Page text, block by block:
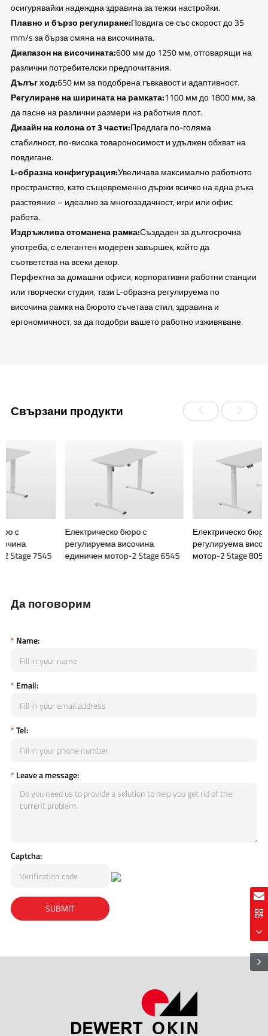
осигурявайки надеждна здравина за тежки настройки.
Плавно и бързо регулиране:Повдига се със скорост до 35
mm/s за бърза смяна на височината.
Диапазон на височината:600 мм до 1250 мм, отговарящи на
различни потребителски предпочитания.
Дълъг ход:650 мм за подобрена гъвкавост и адаптивност.
Регулиране на ширината на рамката:1100 мм до 1800 мм, за
да пасне на различни размери на работния плот.
Дизайн на колона от 3 части:Предлага по-голяма
стабилност, по-висока товароносимост и удължен обхват на
повдигане.
L-образна конфигурация:Увеличава максимално работното
пространство, като същевременно държи всичко на една ръка
разстояние – идеално за многозадачност, игри или офис
работа.
Издръжлива стоманена рамка:Създаден за дългосрочна
употреба, с елегантен модерен завършек, който да
съответства на всеки декор.
Перфектна за домашни офиси, корпоративни работни станции
или творчески студия, тази L-образна регулируема по
височина рамка на бюрото съчетава стил, здравина и
ергономичност, за да подобри вашето работно изживяване.
Свързани продукти
Електрическо бюро с
регулируема височина
единичен мотор-2 Stage 6545
Електрическо бюро с
регулируема височина
мотор-2 Stage 8050
Да поговорим
*Name:
*Email:
*Tel:
*Leave a message:
Captcha: